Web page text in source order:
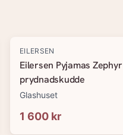
EILERSEN
Eilersen Pyjamas Zephyr
prydnadskudde
Glashuset
1 600 kr